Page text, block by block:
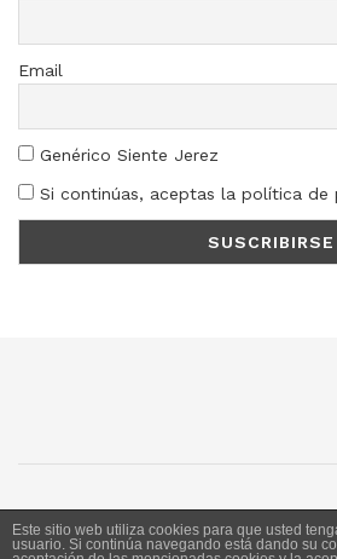
Email
Genérico Siente Jerez
Si continúas, aceptas la política de
Este sitio web utiliza cookies para que usted
usuario. Si continúa navegando está dando su